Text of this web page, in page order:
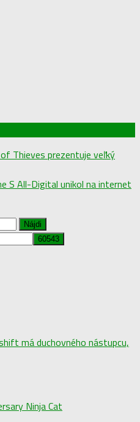
Thieves prezentuje veľký
S All-Digital unikol na internet
má duchovného nástupcu,